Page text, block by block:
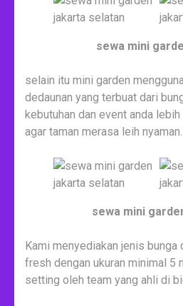
sewa mini
selain itu mini garden
dedaunan yang terbuat dari
kebutuhan dan event anda
agar taman merasa leih nyaman.
sewa mini
Kami menyediakan jenis bunga
fresh dengan ukuran minimal 5
setting oleh team yang ahli di